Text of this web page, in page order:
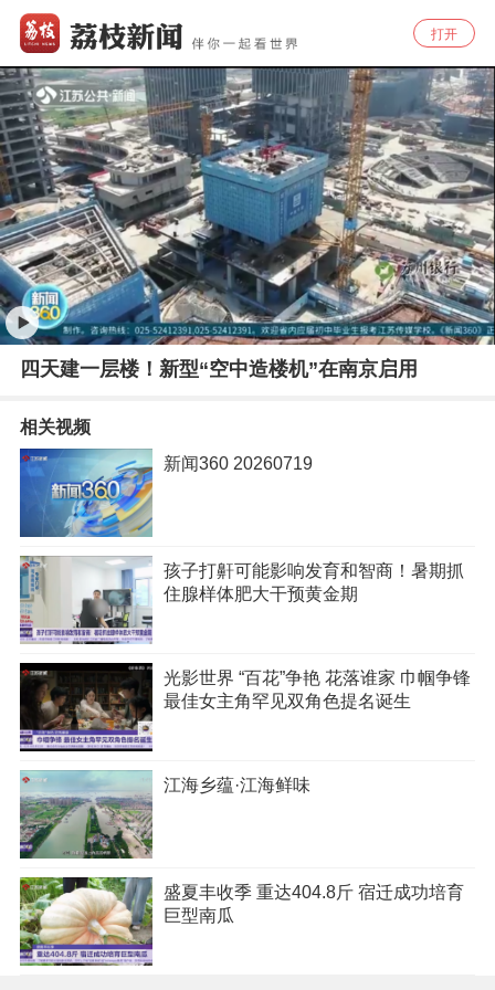
打开
四天建一层楼！新型“空中造楼机”在南京启用
相关视频
新闻360 20260719
孩子打鼾可能影响发育和智商！暑期抓
住腺样体肥大干预黄金期
光影世界 “百花”争艳 花落谁家 巾帼争锋
最佳女主角罕见双角色提名诞生
江海乡蕴·江海鲜味
盛夏丰收季 重达404.8斤 宿迁成功培育
巨型南瓜